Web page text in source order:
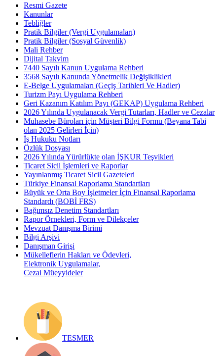
Resmi Gazete
Kanunlar
Tebliğler
Pratik Bilgiler (Vergi Uygulamaları)
Pratik Bilgiler (Sosyal Güvenlik)
Mali Rehber
Dijital Takvim
7440 Sayılı Kanun Uygulama Rehberi
3568 Sayılı Kanunda Yönetmelik Değişiklikleri
E-Belge Uygulamaları (Geçiş Tarihleri Ve Hadler)
Turizm Payı Uygulama Rehberi
Geri Kazanım Katılım Payı (GEKAP) Uygulama Rehberi
2026 Yılında Uygulanacak Vergi Tutarları, Hadler ve Cezalar
Muhasebe Büroları için Müşteri Bilgi Formu (Beyana Tabi
olan 2025 Gelirleri İçin)
İş Hukuku Notları
Özlük Dosyası
2026 Yılında Yürürlükte olan İŞKUR Teşvikleri
Ticaret Sicil İşlemleri ve Raporlar
Yayınlanmış Ticaret Sicil Gazeteleri
Türkiye Finansal Raporlama Standartları
Büyük ve Orta Boy İşletmeler İçin Finansal Raporlama
Standardı (BOBİ FRS)
Bağımsız Denetim Standartları
Rapor Örnekleri, Form ve Dilekçeler
Mevzuat Danışma Birimi
Bilgi Arşivi
Danışman Girişi
Mükelleflerin Hakları ve Ödevleri,
Elektronik Uygulamalar,
Cezai Müeyyideler
TESMER